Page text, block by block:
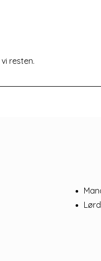
resten.